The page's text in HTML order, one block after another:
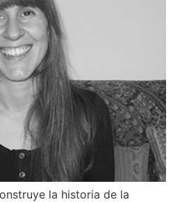
la historia de la